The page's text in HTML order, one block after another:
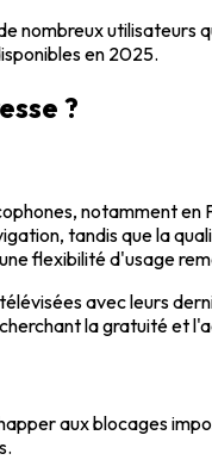
nombreux utilisateurs
en 2025.
?
notamment en
tandis que la
flexibilité d'usage
avec leurs
la gratuité et
aux blocages